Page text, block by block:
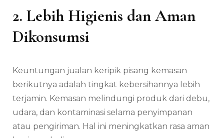
2. Lebih Higienis dan Aman
Dikonsumsi
Keuntungan jualan keripik pisang kemasan
berikutnya adalah tingkat kebersihannya lebih
terjamin. Kemasan melindungi produk dari debu,
udara, dan kontaminasi selama penyimpanan
atau pengiriman. Hal ini meningkatkan rasa aman